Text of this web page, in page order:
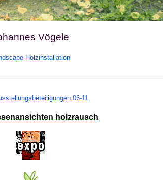
Vögele
Holzinstallation
06-11
holzrausch